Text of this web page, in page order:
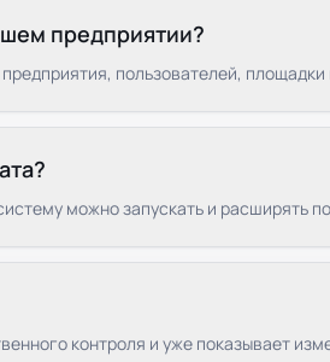
предприятии?
пользователей,
можно запускать и расширять
контроля и уже показывает